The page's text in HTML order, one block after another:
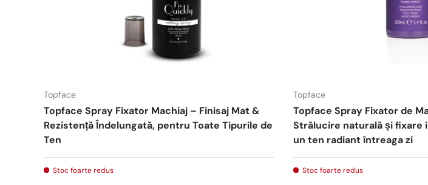
Topface
Topface Spray Fixator Machiaj – Finisaj Mat &
Rezistență Îndelungată, pentru Toate Tipurile de
Ten
Stoc foarte redus
Topface
Topface Spray Fixator de
Strălucire naturală și fixare
un ten radiant întreaga zi
Stoc foarte redus